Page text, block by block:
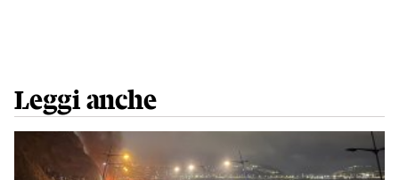
Leggi anche